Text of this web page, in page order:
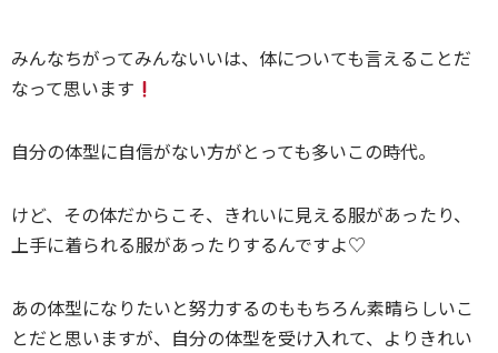
みんなちがってみんないいは、体についても言えることだ
なって思います
自分の体型に自信がない方がとっても多いこの時代。
けど、その体だからこそ、きれいに見える服があったり、
上手に着られる服があったりするんですよ♡
あの体型になりたいと努力するのももちろん素晴らしいこ
とだと思いますが、自分の体型を受け入れて、よりきれい